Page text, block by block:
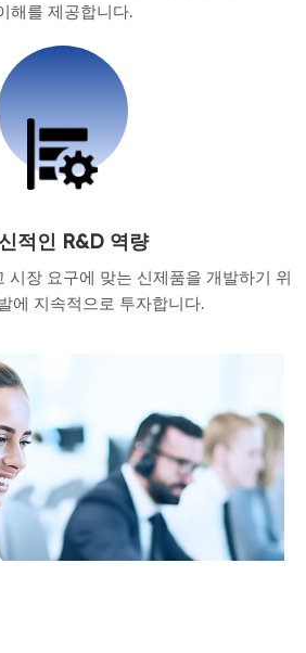
해를 제공합니다.
적인 R&D 역량
시장 요구에 맞는 신제품을 개발하기 위
에 지속적으로 투자합니다.